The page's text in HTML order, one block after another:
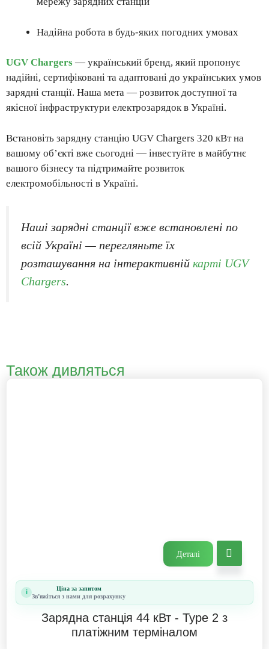
Надійна робота в будь-яких погодних умовах
UGV Chargers — український бренд, який пропонує
надійні, сертифіковані та адаптовані до українських умов
зарядні станції. Наша мета — розвиток доступної та
якісної інфраструктури електрозарядок в Україні.
Встановіть зарядну станцію UGV Chargers 320 кВт на
вашому об’єкті вже сьогодні — інвестуйте в майбутнє
вашого бізнесу та підтримайте розвиток
електромобільності в Україні.
Наші зарядні станції вже встановлені по
всій Україні — перегляньте їх
розташування на інтерактивній карті UGV
Chargers.
Також дивляться
Деталі
i Ціна за запитом
Звʼяжіться з нами для розрахунку
Зарядна станція 44 кВт - Type 2 з
платіжним терміналом